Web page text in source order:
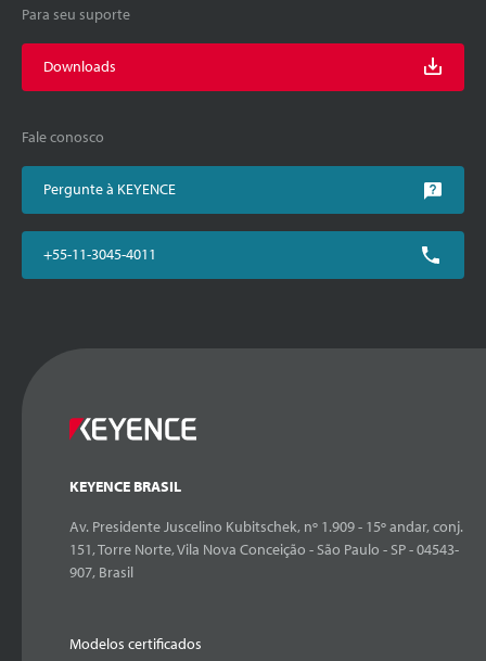
Para seu suporte
Downloads
Fale conosco
Pergunte à KEYENCE
+55-11-3045-4011
KEYENCE BRASIL
Av. Presidente Juscelino Kubitschek, nº 1.909 - 15º andar, conj.
151, Torre Norte, Vila Nova Conceição - São Paulo - SP - 04543-
907, Brasil
Modelos certificados